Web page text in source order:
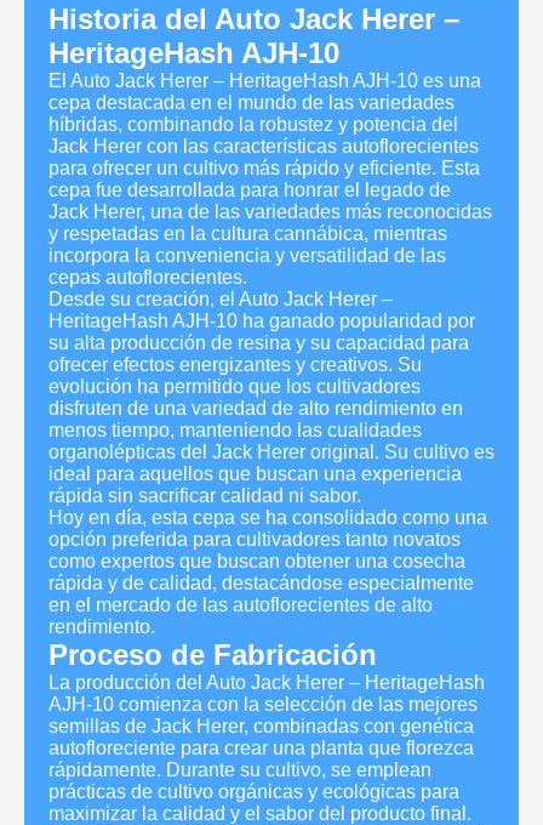
Historia del Auto Jack Herer –
HeritageHash AJH-10
El Auto Jack Herer – HeritageHash AJH-10 es una
cepa destacada en el mundo de las variedades
híbridas, combinando la robustez y potencia del
Jack Herer con las características autoflorecientes
para ofrecer un cultivo más rápido y eficiente. Esta
cepa fue desarrollada para honrar el legado de
Jack Herer, una de las variedades más reconocidas
y respetadas en la cultura cannábica, mientras
incorpora la conveniencia y versatilidad de las
cepas autoflorecientes.
Desde su creación, el Auto Jack Herer –
HeritageHash AJH-10 ha ganado popularidad por
su alta producción de resina y su capacidad para
ofrecer efectos energizantes y creativos. Su
evolución ha permitido que los cultivadores
disfruten de una variedad de alto rendimiento en
menos tiempo, manteniendo las cualidades
organolépticas del Jack Herer original. Su cultivo es
ideal para aquellos que buscan una experiencia
rápida sin sacrificar calidad ni sabor.
Hoy en día, esta cepa se ha consolidado como una
opción preferida para cultivadores tanto novatos
como expertos que buscan obtener una cosecha
rápida y de calidad, destacándose especialmente
en el mercado de las autoflorecientes de alto
rendimiento.
Proceso de Fabricación
La producción del Auto Jack Herer – HeritageHash
AJH-10 comienza con la selección de las mejores
semillas de Jack Herer, combinadas con genética
autofloreciente para crear una planta que florezca
rápidamente. Durante su cultivo, se emplean
prácticas de cultivo orgánicas y ecológicas para
maximizar la calidad y el sabor del producto final.